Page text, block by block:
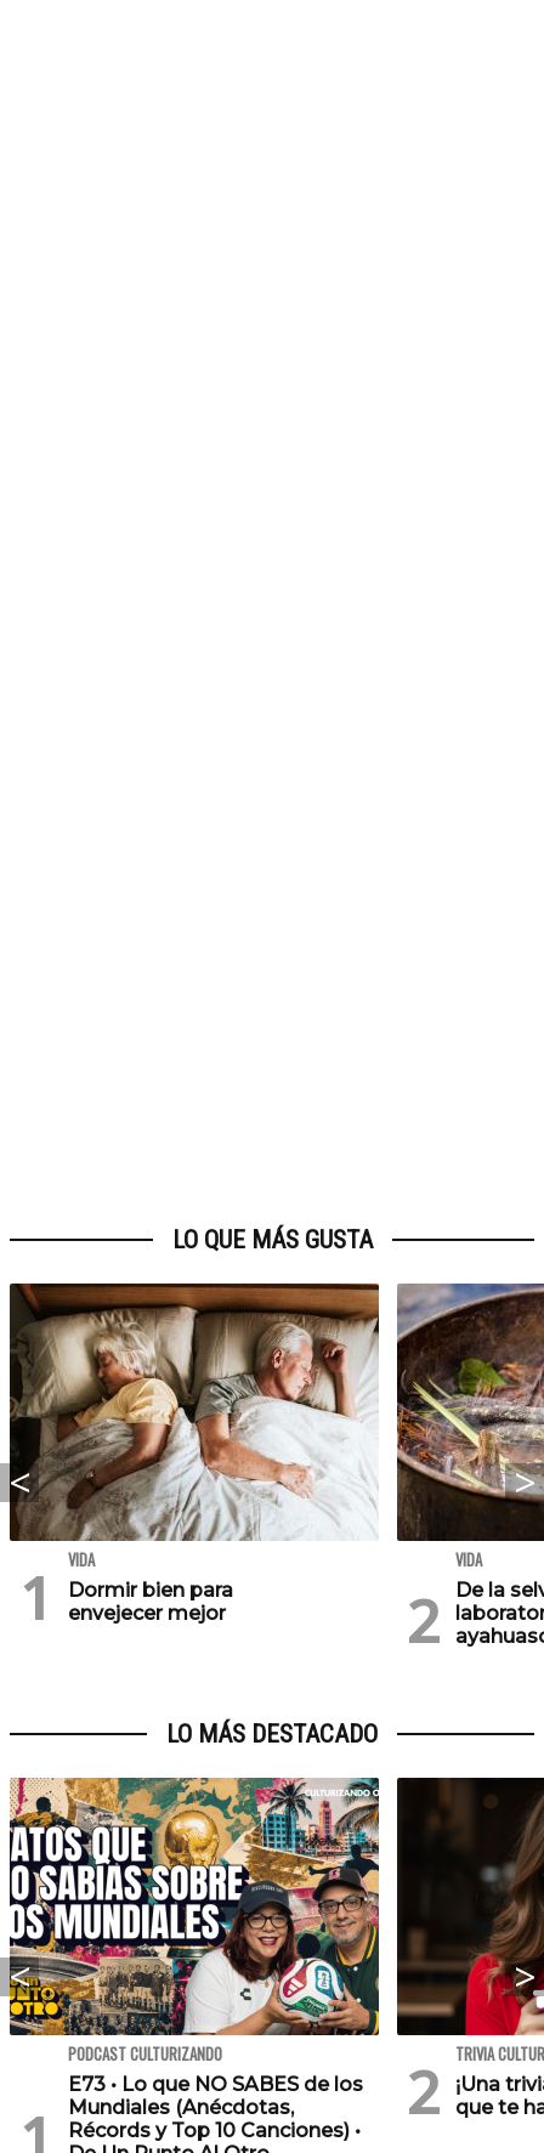
LO QUE MÁS GUSTA
VIDA
Dormir bien para
envejecer mejor
VIDA
De la
LO MÁS DESTACADO
PODCAST CULTURIZANDO
E73 • Lo que NO SABES de los
Mundiales (Anécdotas,
Récords y Top 10 Canciones) •
TRIVIA
¡Una
que te